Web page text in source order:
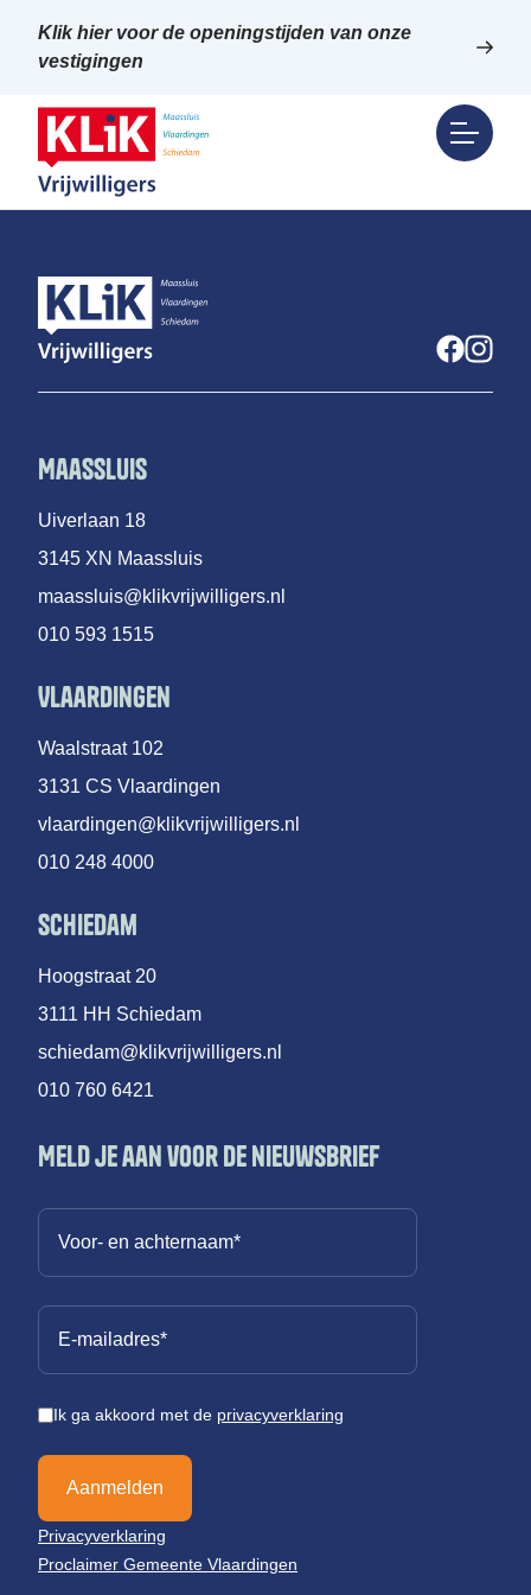
Klik hier voor de openingstijden van onze
vestigingen
Maassluis
Uiverlaan 18
3145 XN Maassluis
maassluis@klikvrijwilligers.nl
010 593 1515
Vlaardingen
Waalstraat 102
3131 CS Vlaardingen
vlaardingen@klikvrijwilligers.nl
010 248 4000
Schiedam
Hoogstraat 20
3111 HH Schiedam
schiedam@klikvrijwilligers.nl
010 760 6421
Meld je aan voor de nieuwsbrief
Ik ga akkoord met de privacyverklaring
Aanmelden
Privacyverklaring
Proclaimer Gemeente Vlaardingen